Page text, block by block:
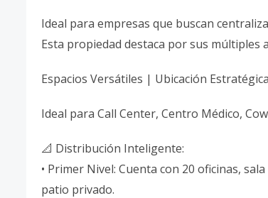
Ideal para empresas que buscan
Esta propiedad destaca por sus múltiples
Espacios Versátiles | Ubicación
Ideal para Call Center, Centro Médico,
📐 Distribución Inteligente:
• Primer Nivel: Cuenta con 20 oficinas,
patio privado.